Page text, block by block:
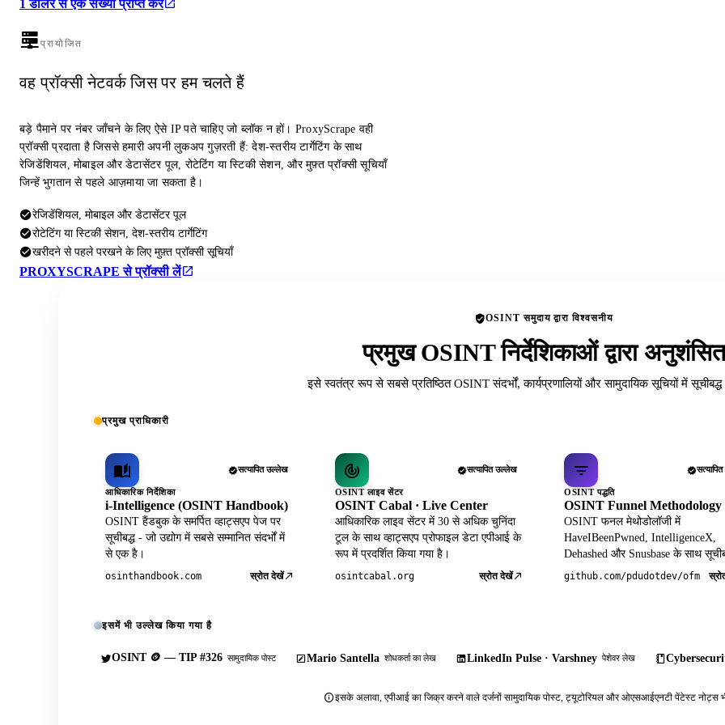
1 डॉलर से एक संख्या प्राप्त करें
प्रायोजित
वह प्रॉक्सी नेटवर्क जिस पर हम चलते हैं
बड़े पैमाने पर नंबर जाँचने के लिए ऐसे IP पते चाहिए जो ब्लॉक न हों। ProxyScrape वही
प्रॉक्सी प्रदाता है जिससे हमारी अपनी लुकअप गुज़रती हैं: देश-स्तरीय टार्गेटिंग के साथ
रेजिडेंशियल, मोबाइल और डेटासेंटर पूल, रोटेटिंग या स्टिकी सेशन, और मुफ़्त प्रॉक्सी सूचियाँ
जिन्हें भुगतान से पहले आज़माया जा सकता है।
रेजिडेंशियल, मोबाइल और डेटासेंटर पूल
रोटेटिंग या स्टिकी सेशन, देश-स्तरीय टार्गेटिंग
खरीदने से पहले परखने के लिए मुफ़्त प्रॉक्सी सूचियाँ
PROXYSCRAPE से प्रॉक्सी लें
OSINT समुदाय द्वारा विश्वसनीय
प्रमुख OSINT निर्देशिकाओं द्वारा अनुशंसित
इसे स्वतंत्र रूप से सबसे प्रतिष्ठित OSINT संदर्भों, कार्यप्रणालियों और सामुदायिक सूचियों में सूचीबद्ध
प्रमुख प्राधिकारी
सत्यापित उल्लेख
आधिकारिक निर्देशिका
i-Intelligence (OSINT Handbook)
OSINT हैंडबुक के समर्पित व्हाट्सएप पेज पर
सूचीबद्ध - जो उद्योग में सबसे सम्मानित संदर्भों में
से एक है।
osinthandbook.com स्रोत देखें
सत्यापित उल्लेख
OSINT लाइव सेंटर
OSINT Cabal · Live Center
आधिकारिक लाइव सेंटर में 30 से अधिक चुनिंदा
टूल के साथ व्हाट्सएप प्रोफाइल डेटा एपीआई के
रूप में प्रदर्शित किया गया है।
osintcabal.org स्रोत देखें
OSINT पद्धति
OSINT Funnel Methodology
OSINT फनल मेथोडोलॉजी में
HaveIBeenPwned, IntelligenceX,
Dehashed और Snusbase के साथ
github.com/pdudotdev/ofm
इसमें भी उल्लेख किया गया है
OSINT 🪙 — TIP #326 सामुदायिक पोस्ट Mario Santella शोधकर्ता का लेख LinkedIn Pulse · Varshney पेशेवर लेख
इसके अलावा, एपीआई का जिक्र करने वाले दर्जनों सामुदायिक पोस्ट, ट्यूटोरियल और ओएसआईएनटी पेंटेस्ट नोट्स